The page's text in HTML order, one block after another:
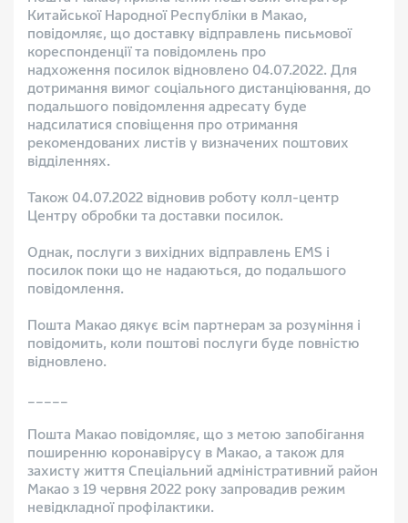
Китайської Народної Республіки в Макао,
повідомляє, що доставку відправлень письмової
кореспонденції та повідомлень про
надхоження посилок відновлено 04.07.2022. Для
дотримання вимог соціального дистанціювання, до
подальшого повідомлення адресату буде
надсилатися сповіщення про отримання
рекомендованих листів у визначених поштових
відділеннях.
Також 04.07.2022 відновив роботу колл-центр
Центру обробки та доставки посилок.
Однак, послуги з вихідних відправлень EMS і
посилок поки що не надаються, до подальшого
повідомлення.
Пошта Макао дякує всім партнерам за розуміння і
повідомить, коли поштові послуги буде повністю
відновлено.
_____
Пошта Макао повідомляє, що з метою запобігання
поширенню коронавірусу в Макао, а також для
захисту життя Спеціальний адміністративний район
Макао з 19 червня 2022 року запровадив режим
невідкладної профілактики.